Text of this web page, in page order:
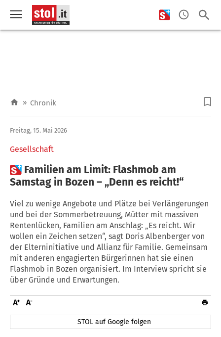
» Chronik
Gesellschaft
Freitag, 15. Mai 2026
 Familien am Limit: Flashmob am
Samstag in Bozen – „Denn es reicht!“
Viel zu wenige Angebote und Plätze bei Verlängerungen
und bei der Sommerbetreuung, Mütter mit massiven
Rentenlücken, Familien am Anschlag: „Es reicht. Wir
wollen ein Zeichen setzen“, sagt Doris Albenberger von
der Elterninitiative und Allianz für Familie. Gemeinsam
mit anderen engagierten Bürgerinnen hat sie einen
Flashmob in Bozen organisiert. Im Interview spricht sie
über Gründe und Erwartungen.
STOL auf Google folgen